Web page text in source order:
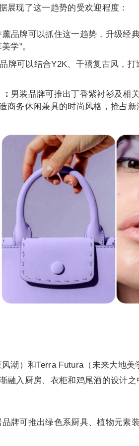
展现了这一趋势的受欢迎程度：
薰品牌可以抓住这一趋势，升级经
学”。
牌可以结合Y2K、千禧复古风，
男装品牌可推出丁香紫衬衫及相
商务休闲兼具的时尚风格，抢占新
潮）和Terra Futura（未来大地美
融入厨房、衣柜和鸡尾酒的设计
品牌可推出绿色系厨具、植物元素